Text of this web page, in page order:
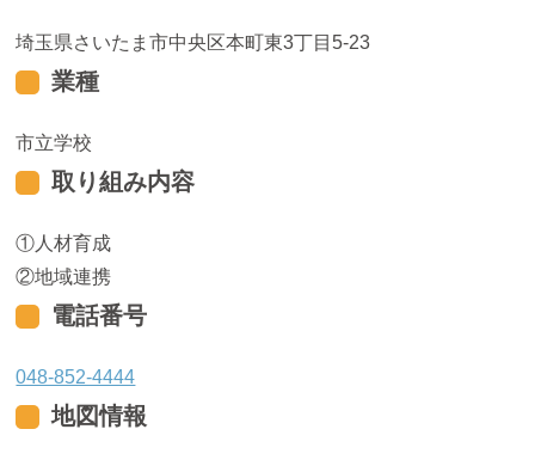
埼玉県さいたま市中央区本町東3丁目5-23
業種
市立学校
取り組み内容
人材育成
地域連携
電話番号
048-852-4444
地図情報